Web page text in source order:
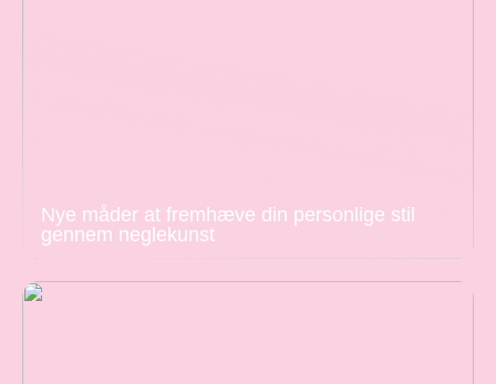
Nye måder at fremhæve din personlige stil
gennem neglekunst